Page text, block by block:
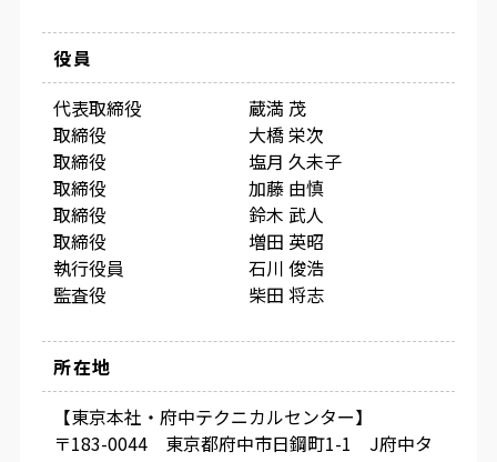
役員
代表取締役 蔵満 茂
取締役 大橋 栄次
取締役 塩月 久未子
取締役 加藤 由慎
取締役 鈴木 武人
取締役 増田 英昭
執行役員 石川 俊浩
監査役 柴田 将志
所在地
【東京本社・府中テクニカルセンター】
〒183-0044 東京都府中市日鋼町1-1 J府中タ